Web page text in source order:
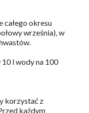
całego okresu
września), w
l wody na 100
korzystać z
każdym